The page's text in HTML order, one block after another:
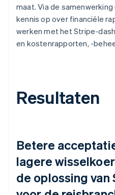
maat. Via de
kennis op over financiële
werken met het Stripe-
en kostenrapporten, -
Resultaten
Betere
lagere
de oplossing van